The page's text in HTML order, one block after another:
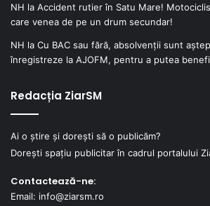
NH la Accident rutier în Satu Mare!
care venea de pe un drum secundar!
NH la Cu BAC sau fără, absolvenții sunt
înregistreze la AJOFM, pentru a putea
Redacția ZiarSM
Ai o știre și dorești să o publicăm?
Dorești spațiu publicitar în cadrul portalului
Contactează-ne:
Email: info@ziarsm.ro